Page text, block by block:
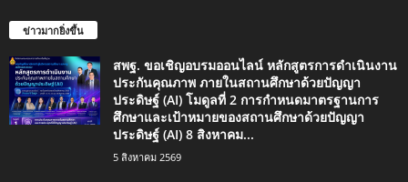
ข่าวมากยิ่งขึ้น
สพฐ. ขอเชิญอบรมออนไลน์ หลักสูตรการดำเนินงาน
ประกันคุณภาพ ภายในสถานศึกษาด้วยปัญญา
ประดิษฐ์ (AI) โมดูลที่ 2 การกำหนดมาตรฐานการ
ศึกษาและเป้าหมายของสถานศึกษาด้วยปัญญา
ประดิษฐ์ (AI) 8 สิงหาคม...
5 สิงหาคม 2569